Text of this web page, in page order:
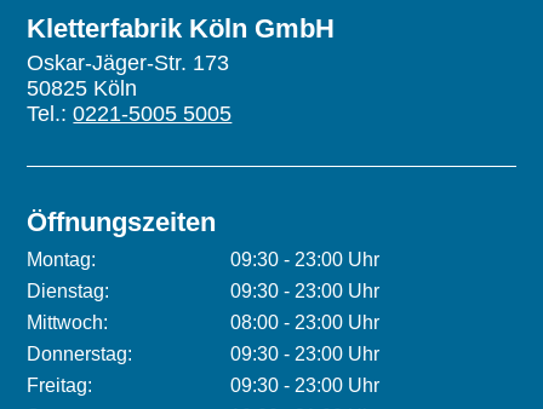
Kletterfabrik Köln GmbH
Oskar-Jäger-Str. 173
50825 Köln
Tel.:0221-5005 5005
Öffnungszeiten
Montag:
09:30 - 23:00 Uhr
Dienstag:
09:30 - 23:00 Uhr
Mittwoch:
08:00 - 23:00 Uhr
Donnerstag:
09:30 - 23:00 Uhr
Freitag:
09:30 - 23:00 Uhr